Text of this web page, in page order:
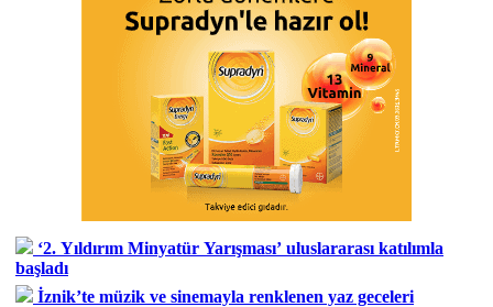
‘2. Yıldırım Minyatür Yarışması’ uluslararası katılımla
başladı
İznik’te müzik ve sinemayla renklenen yaz geceleri